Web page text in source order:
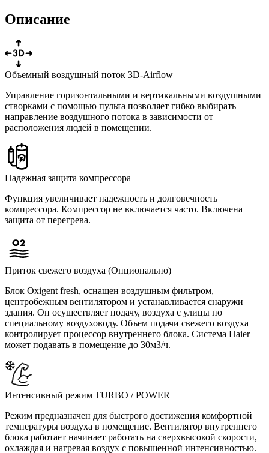
Описание
Объемный воздушный поток 3D-Airflow
Управление горизонтальными и вертикальными воздушными
створками с помощью пульта позволяет гибко выбирать
направление воздушного потока в зависимости от
расположения людей в помещении.
Надежная защита компрессора
Функция увеличивает надежность и долговечность
компрессора. Компрессор не включается часто. Включена
защита от перегрева.
Приток свежего воздуха (Опционально)
Блок Oxigent fresh, оснащен воздушным фильтром,
центробежным вентилятором и устанавливается снаружи
здания. Он осуществляет подачу, воздуха с улицы по
специальному воздуховоду. Объем подачи свежего воздуха
контролирует процессор внутреннего блока. Система Haier
может подавать в помещение до 30м3/ч.
Интенсивный режим TURBO / POWER
Режим предназначен для быстрого достижения комфортной
температуры воздуха в помещение. Вентилятор внутреннего
блока работает начинает работать на сверхвысокой скорости,
охлаждая и нагревая воздух с повышенной интенсивностью.